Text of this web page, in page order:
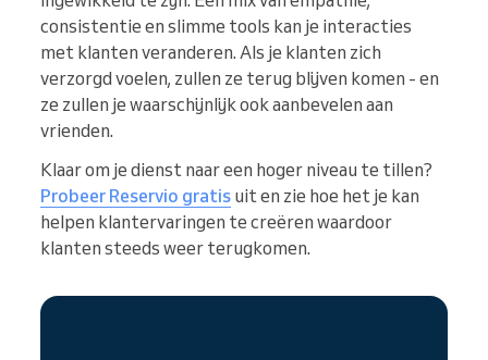
consistentie en slimme tools kan je interacties
met klanten veranderen. Als je klanten zich
verzorgd voelen, zullen ze terug blijven komen - en
ze zullen je waarschijnlijk ook aanbevelen aan
vrienden.
Klaar om je dienst naar een hoger niveau te tillen?
Probeer Reservio gratis uit en zie hoe het je kan
helpen klantervaringen te creëren waardoor
klanten steeds weer terugkomen.